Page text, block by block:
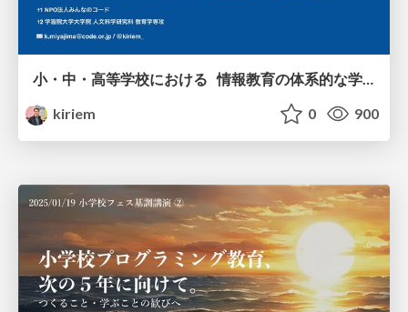
小・中・高等学校における 情報教育の体系的な学習を目指した カリキュラムモデルの提案 /jset2025Spring
kiriem
0 900